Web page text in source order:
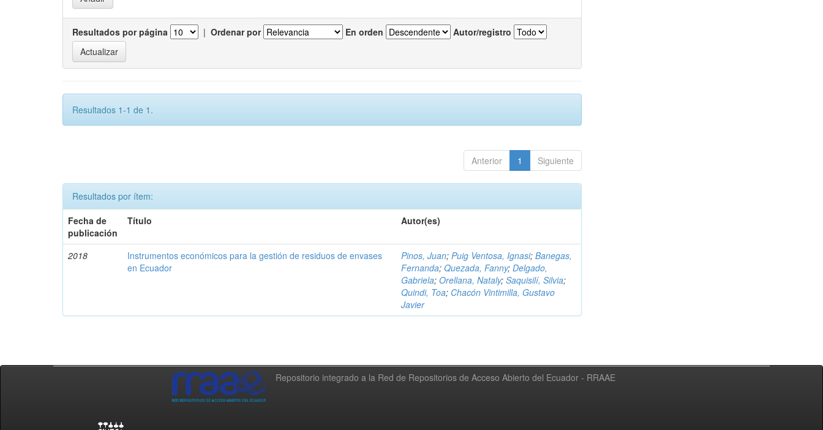
Resultados por página | Ordenar por En orden Autor/registro
Resultados 1-1 de 1.
Anterior 1 Siguiente
Resultados por ítem:
Fecha de
publicación
Título Autor(es)
2018
Instrumentos económicos para la gestión de residuos de envases
en Ecuador
Pinos, Juan;Puig Ventosa, Ignasi;Banegas,
Fernanda;Quezada, Fanny;Delgado,
Gabriela;Orellana, Nataly;Saquisilí, Silvia;
Quindi, Toa; Chacón Vintimilla, Gustavo
Javier
Repositorio integrado a la Red de Repositorios de Acceso Abierto del Ecuador - RRAAE